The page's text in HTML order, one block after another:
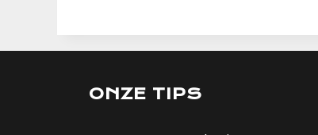
ONZE TIPS